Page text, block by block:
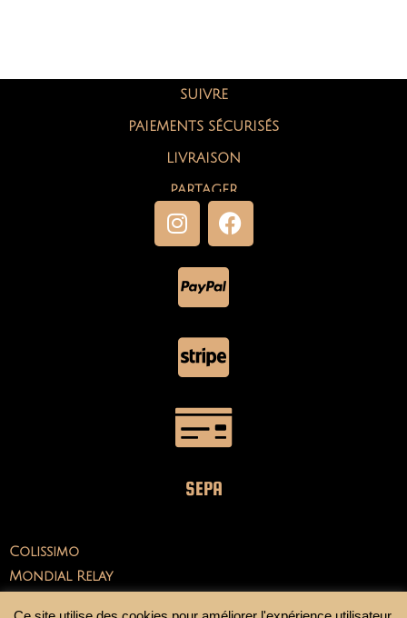
SUIVRE
PAIEMENTS SÉCURISÉS
LIVRAISON
PARTAGER
SEPA
Colissimo
Mondial Relay